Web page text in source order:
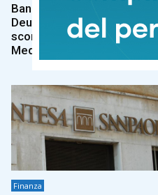
Banco Bpm, Barclays e
Deutsche Bank alzano la
scommessa su Piazza
Meda
Finanza